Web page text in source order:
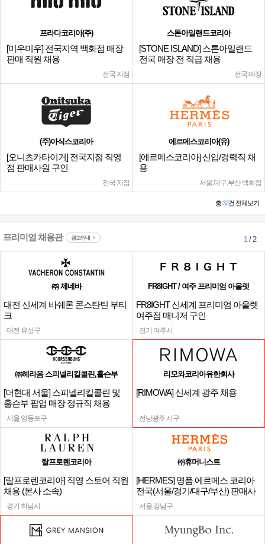
프라다코리아(주)
[미우미우] 전국지역 백화점 매장
판매 직원 채용
전국 지점
스톤아일랜드코리아
[STONE ISLAND] 스톤아일랜드
전국 매장 전 직급 채용
전국 매장
(주)아식스코리아
[오니츠카타이거] 전국지점 직영
점 판매사원 구인
전국 지점
에르메스코리아(유)
[에르메스코리아] 신입/경력직 채
용
서울,대구,부산 백화점
총32건 전체보기
프리미엄 채용관 광고안내 1/ 2
㈜ 제네바
대전 신세계 바쉐론 콘스탄틴 부티
크
대전 유성구
FR8IGHT / 여주 프리미엄 아울렛
FR8IGHT 신세계 프리미엄 아울렛
여주점 매니저 구인
경기 여주시
㈜헤라음 스피넬리킬콜린,홀슨부
[더현대 서울] 스피넬리킬콜린 및
홀슨부 팝업 매장 정규직 채용
서울 영등포구
리모와코리아유한회사
[RIMOWA] 신세계 광주 채용
전남광주 서구
랄프로렌코리아
[랄프로렌코리아] 직영 스토어 직원
채용 (본사 소속)
경기 하남시
㈜휴머니스트
[HERMES] 명품 에르메스 코리아
전국(서울/경기/대구/부산) 판매사
원
서울 강남구